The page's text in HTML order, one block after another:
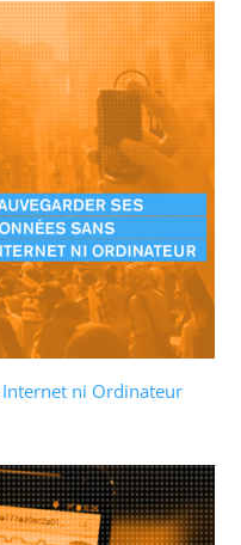
Internet ni Ordinateur